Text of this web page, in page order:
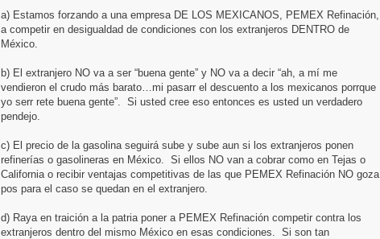
a) Estamos forzando a una empresa DE LOS MEXICANOS, PEMEX Refinación,
a competir en desigualdad de condiciones con los extranjeros DENTRO de
México.
b) El extranjero NO va a ser “buena gente” y NO va a decir “ah, a mí me
vendieron el crudo más barato…mi pasarr el descuento a los mexicanos porrque
yo serr rete buena gente”. Si usted cree eso entonces es usted un verdadero
pendejo.
c) El precio de la gasolina seguirá sube y sube aun si los extranjeros ponen
refinerías o gasolineras en México. Si ellos NO van a cobrar como en Tejas o
California o recibir ventajas competitivas de las que PEMEX Refinación NO goza
pos para el caso se quedan en el extranjero.
d) Raya en traición a la patria poner a PEMEX Refinación competir contra los
extranjeros dentro del mismo México en esas condiciones. Si son tan